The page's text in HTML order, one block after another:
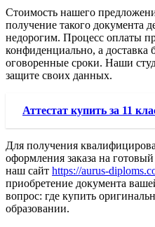
Стоимость нашего
получение такого документа
недорогим. Процесс оплаты
конфиденциально, а доставка
оговоренные сроки. Наши
защите своих данных.
Аттестат купить за 11
Для получения
оформления заказа на
наш сайт https://aurus-
приобретение документа
вопрос: где купить
образовании.